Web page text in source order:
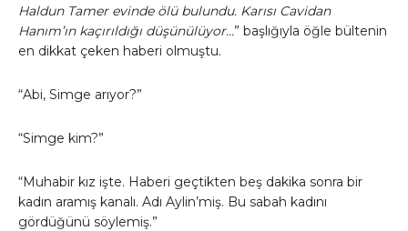
Haldun Tamer evinde ölü bulundu. Karısı Cavidan
Hanım’ın kaçırıldığı düşünülüyor…” başlığıyla öğle bültenin
en dikkat çeken haberi olmuştu.
“Abi, Simge arıyor?”
“Simge kim?”
“Muhabir kız işte. Haberi geçtikten beş dakika sonra bir
kadın aramış kanalı. Adı Aylin’miş. Bu sabah kadını
gördüğünü söylemiş.”